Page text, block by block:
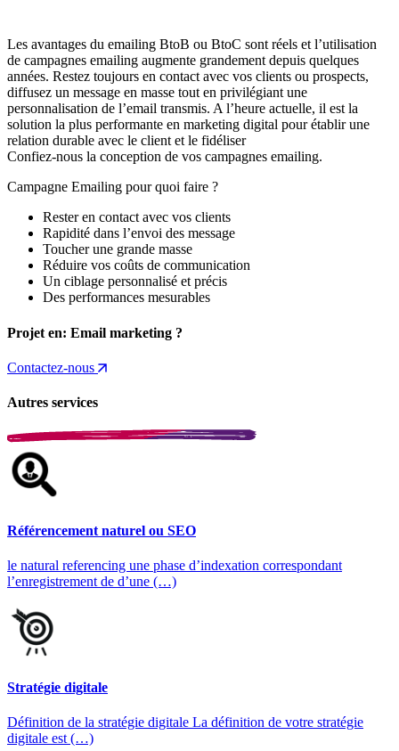
Les avantages du emailing BtoB ou BtoC sont réels et l’utilisation
de campagnes emailing augmente grandement depuis quelques
années. Restez toujours en contact avec vos clients ou prospects,
diffusez un message en masse tout en privilégiant une
personnalisation de l’email transmis. A l’heure actuelle, il est la
solution la plus performante en marketing digital pour établir une
relation durable avec le client et le fidéliser
Confiez-nous la conception de vos campagnes emailing.
Campagne Emailing pour quoi faire ?
Rester en contact avec vos clients
Rapidité dans l’envoi des message
Toucher une grande masse
Réduire vos coûts de communication
Un ciblage personnalisé et précis
Des performances mesurables
Projet en: Email marketing ?
Contactez-nous
Autres services
Référencement naturel ou SEO
le natural referencing une phase d’indexation correspondant
l’enregistrement de d’une (…)
Stratégie digitale
Définition de la stratégie digitale La définition de votre stratégie
digitale est (…)